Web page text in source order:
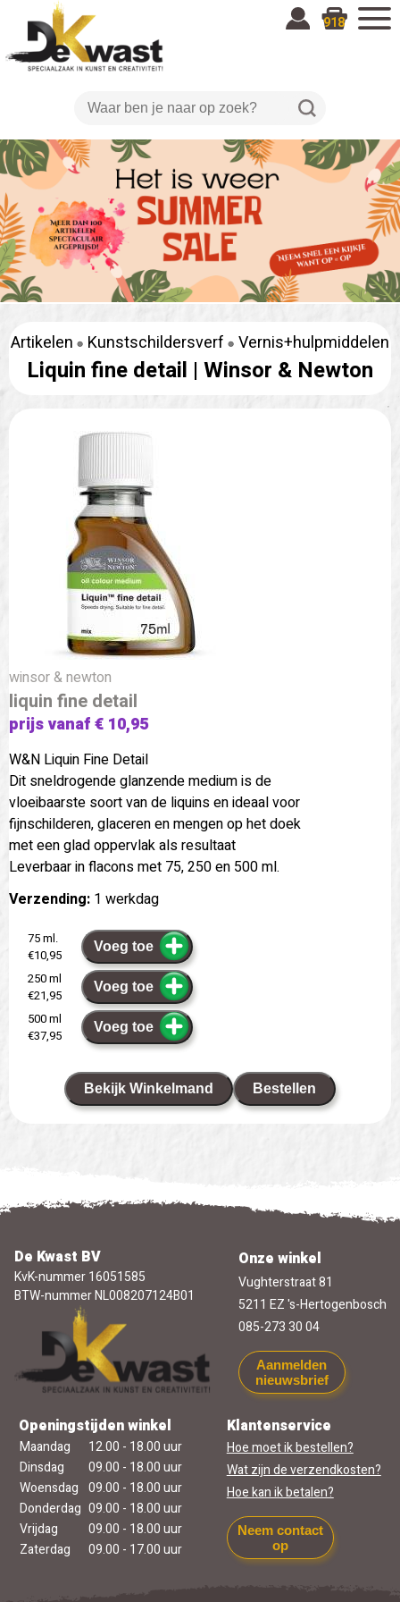
918
Artikelen Kunstschildersverf Vernis+hulpmiddelen
Liquin fine detail | Winsor & Newton
winsor & newton
liquin fine detail
prijs vanaf € 10,95
W&N Liquin Fine Detail
Dit sneldrogende glanzende medium is de
vloeibaarste soort van de liquins en ideaal voor
fijnschilderen, glaceren en mengen op het doek
met een glad oppervlak als resultaat
Leverbaar in flacons met 75, 250 en 500 ml.
Verzending: 1 werkdag
75 ml.
€10,95
Voeg toe
250 ml
€21,95
Voeg toe
500 ml
€37,95
Voeg toe
Bekijk Winkelmand Bestellen
De Kwast BV
KvK-nummer 16051585
BTW-nummer NL008207124B01
Onze winkel
Vughterstraat 81
5211 EZ 's-Hertogenbosch
085-273 30 04
Aanmelden
nieuwsbrief
Openingstijden winkel
Maandag
12.00 - 18.00 uur
Dinsdag
09.00 - 18.00 uur
Woensdag 09.00 - 18.00 uur
Donderdag 09.00 - 18.00 uur
Vrijdag
09.00 - 18.00 uur
Zaterdag
09.00 - 17.00 uur
Klantenservice
Hoe moet ik bestellen?
Wat zijn de verzendkosten?
Hoe kan ik betalen?
Neem contact
op